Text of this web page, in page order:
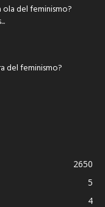
ola del feminismo?
del feminismo?
2650
5
4